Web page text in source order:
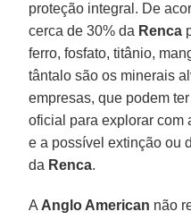
proteção integral. De
cerca de 30% da Renca
ferro, fosfato, titânio,
tântalo são os minerais
empresas, que podem
oficial para explorar com
e a possível extinção ou
da Renca.
A Anglo American não